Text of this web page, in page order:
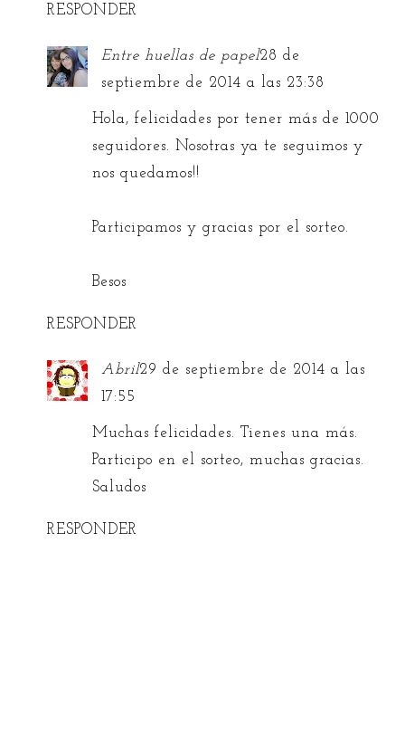
RESPONDER
Entre huellas de papel28 de
septiembre de 2014 a las 23:38
Hola, felicidades por tener más de 1000
seguidores. Nosotras ya te seguimos y
nos quedamos!!
Participamos y gracias por el sorteo.
Besos
RESPONDER
Abril29 de septiembre de 2014 a las
17:55
Muchas felicidades. Tienes una más.
Participo en el sorteo, muchas gracias.
Saludos
RESPONDER